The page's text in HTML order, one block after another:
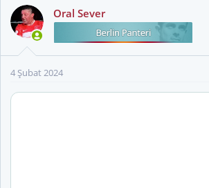
sanmıyorum başkanım
k
i
l
:
Oral Sever
4 Şubat 2024